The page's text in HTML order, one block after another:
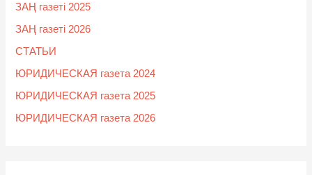
ЗАҢ газеті 2025
ЗАҢ газеті 2026
СТАТЬИ
ЮРИДИЧЕСКАЯ газета 2024
ЮРИДИЧЕСКАЯ газета 2025
ЮРИДИЧЕСКАЯ газета 2026